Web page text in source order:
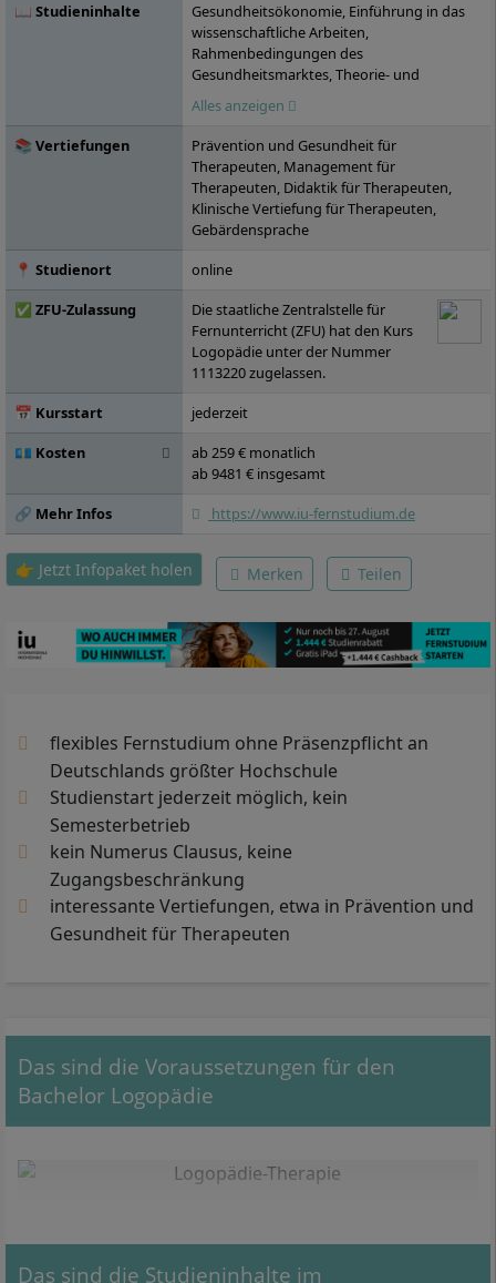
📖 Studieninhalte
Gesundheitsökonomie, Einführung in das
wissenschaftliche Arbeiten,
Rahmenbedingungen des
Gesundheitsmarktes, Theorie- und
Praxismodelle, Qualitative
Forschungsmethoden, Neuro- und
Pathophysiologie in der Therapie ‒
Grundlagen, Evidenzbasierte Praxis, Clinical
Reasoning, Kollaboratives Arbeiten,
Quantitative Forschung, Seminar:
Reflektierte Praxis im Bereich
Sprachentwicklung, Qualitätsmanagement
im Gesundheitswesen, Reflektierte Praxis
Reflektierte Praxis im Bereich Sprache und
Sprechen, Wahlpflichtmodul A,
Bachelorarbeit
Alles anzeigen
📚 Vertiefungen
Prävention und Gesundheit für
Therapeuten, Management für
Therapeuten, Didaktik für Therapeuten,
Klinische Vertiefung für Therapeuten,
Gebärdensprache
📍 Studienort
online
✅ ZFU-Zulassung
Die staatliche Zentralstelle für
Fernunterricht (ZFU) hat den Kurs
Logopädie unter der Nummer
1113220 zugelassen.
📅 Kursstart
jederzeit
💶 Kosten
ab 259 € monatlich
ab 9481 € insgesamt
🔗 Mehr Infos
https://www.iu-fernstudium.de
👉 Jetzt Infopaket holen Merken Teilen
flexibles Fernstudium ohne Präsenzpflicht an
Deutschlands größter Hochschule
Studienstart jederzeit möglich, kein
Semesterbetrieb
kein Numerus Clausus, keine
Zugangsbeschränkung
interessante Vertiefungen, etwa in Prävention und
Gesundheit für Therapeuten
Das sind die Voraussetzungen für den
Bachelor Logopädie
Das sind die Studieninhalte im